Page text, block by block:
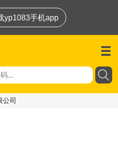
yp1083手机app
公司